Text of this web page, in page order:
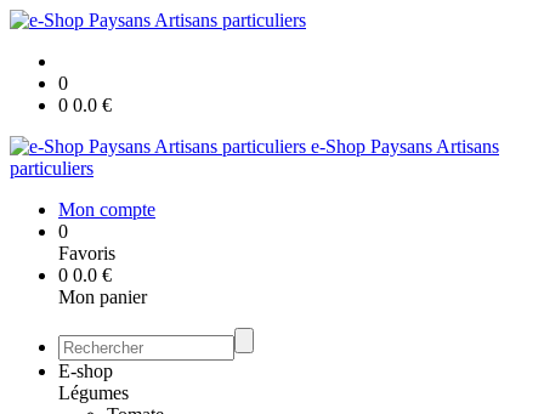
0
0 0.0 €
e-Shop Paysans Artisans
particuliers
Mon compte
0
Favoris
0 0.0 €
Mon panier
E-shop
Légumes